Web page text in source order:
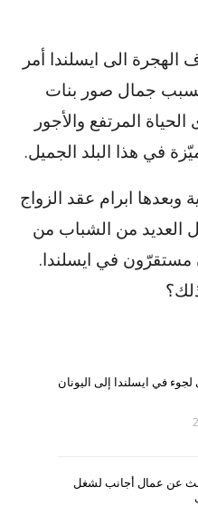
الهجرة الى ايسلندا أمر
جمال صور بنات
المرتفع والأجور
في هذا البلد الجميل.
وبعدها ابرام عقد الزواج
العديد من الشباب من
مستقرّون في ايسلندا.
في ايسلندا إلى اليونان
عن عمال أجانب لشغل